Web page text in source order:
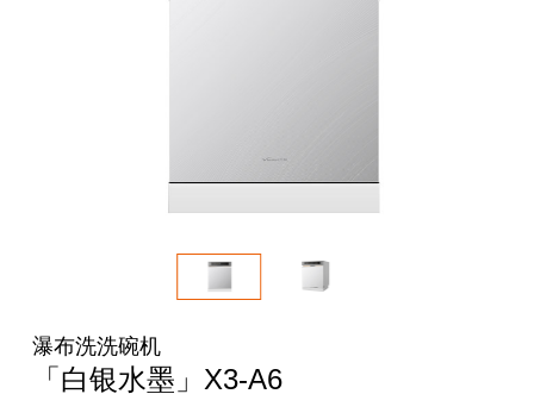
瀑布洗洗碗机
「白银水墨」X3-A6